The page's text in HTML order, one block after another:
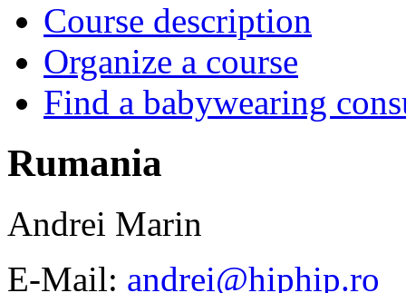
Course description
Organize a course
Find a babywearing
Rumania
Andrei Marin
E-Mail: andrei@hiphip.ro